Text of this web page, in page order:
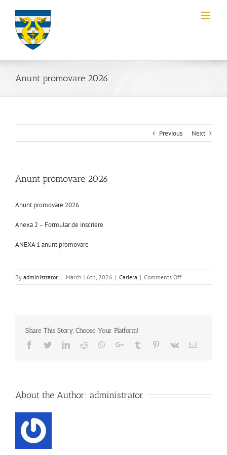
content
Anunt promovare 2026
Previous Next
Anunt promovare 2026
Anunt promovare 2026
Anexa 2 – Formular de inscriere
ANEXA 1 anunt promovare
By administrator | March 16th, 2026 | Cariera | Comments Offon
Anunt
Share This Story, Choose Your Platform!
Facebook
TwitterLinkedinReddit Whatsapp
Google+Tumblr Pinterest
Vk Email
About the Author: administrator